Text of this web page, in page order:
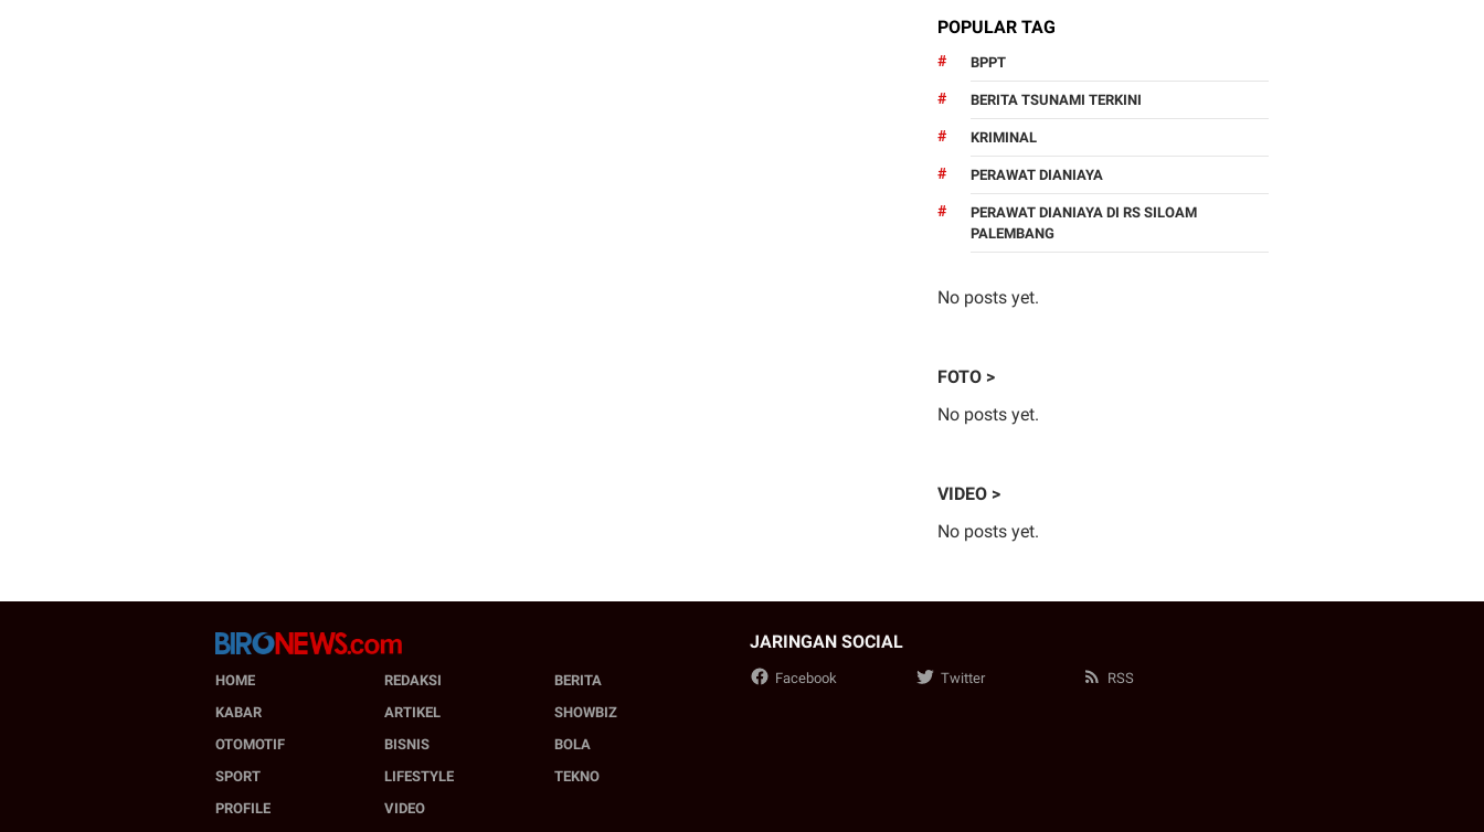
POPULAR TAG
BPPT
BERITA TSUNAMI TERKINI
KRIMINAL
PERAWAT DIANIAYA
PERAWAT DIANIAYA DI RS SILOAM
PALEMBANG
No posts yet.
FOTO >
No posts yet.
VIDEO >
No posts yet.
HOME REDAKSI
BERITA
KABAR
ARTIKEL
SHOWBIZ
OTOMOTIF
BISNIS
BOLA
SPORT
LIFESTYLE
TEKNO
PROFILE
VIDEO
JARINGAN SOCIAL
Facebook Twitter RSS